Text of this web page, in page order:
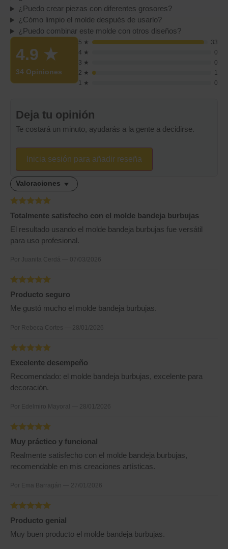
¿Puedo crear piezas con diferentes grosores?
¿Cómo limpio el molde después de usarlo?
¿Puedo combinar este molde con otros diseños?
4.9 ★
34 Opiniones
5 ★
33
4 ★
0
3 ★
0
2 ★
1
1 ★
0
Deja tu opinión
Te costará un minuto, ayudarás a la gente a decidirse.
Inicia sesión para añadir reseña
Valoraciones
Totalmente satisfecho con el molde bandeja burbujas
El resultado usando el molde bandeja burbujas fue versátil
para uso profesional.
Por Juanita Cerdá — 07/03/2026
Producto seguro
Me gustó mucho el molde bandeja burbujas.
Por Rebeca Cortes — 28/01/2026
Excelente desempeño
Recomendado: el molde bandeja burbujas, excelente para
decoración.
Por Edelmiro Mayoral — 28/01/2026
Muy práctico y funcional
Realmente satisfecho con el molde bandeja burbujas,
recomendable en mis creaciones artísticas.
Por Ema Barragán — 27/01/2026
Producto genial
Muy buen producto el molde bandeja burbujas.